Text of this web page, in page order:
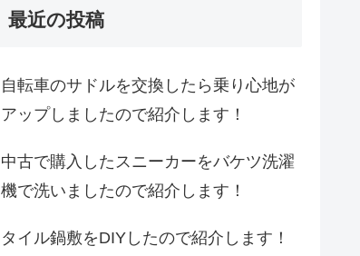
最近の投稿
自転車のサドルを交換したら乗り心地が
アップしましたので紹介します！
中古で購入したスニーカーをバケツ洗濯
機で洗いましたので紹介します！
タイル鍋敷をDIYしたので紹介します！